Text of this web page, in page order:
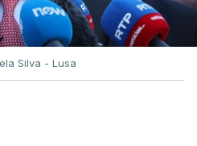
Silva - Lusa